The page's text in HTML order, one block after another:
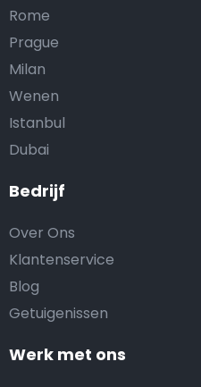
Bedrijf
Over Ons
Klantenservice
Blog
Getuigenissen
Werk met ons
Rome
Prague
Milan
Wenen
Istanbul
Dubai